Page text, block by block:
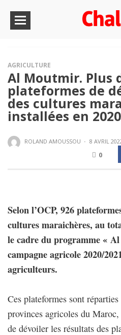
AGRICULTURE
Al Moutmir. Plus
plateformes de
des cultures
installées en
ROLAND AMOUSSOU · 8 AVRIL
0
Selon l’OCP, 926
cultures maraichères, au
le cadre du programme «
campagne agricole 2020/
agriculteurs.
Ces plateformes sont
provinces agricoles du
de dévoiler les résultats des